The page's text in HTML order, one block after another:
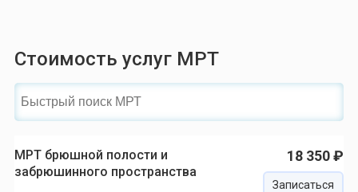
Стоимость услуг МРТ
МРТ брюшной полости и
забрюшинного пространства
18 350 ₽
Записаться